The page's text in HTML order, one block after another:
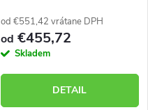
od €551,42 vrátane DPH
od €455,72
Skladem
DETAIL